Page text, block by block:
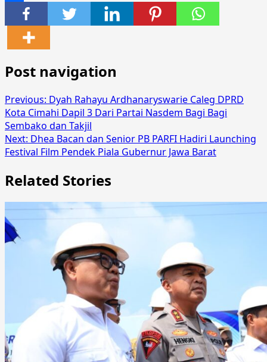
Share
Post navigation
Previous: Dyah Rahayu Ardhanaryswarie Caleg DPRD
Kota Cimahi Dapil 3 Dari Partai Nasdem Bagi Bagi
Sembako dan Takjil
Next: Dhea Bacan dan Senior PB PARFI Hadiri Launching
Festival Film Pendek Piala Gubernur Jawa Barat
Related Stories